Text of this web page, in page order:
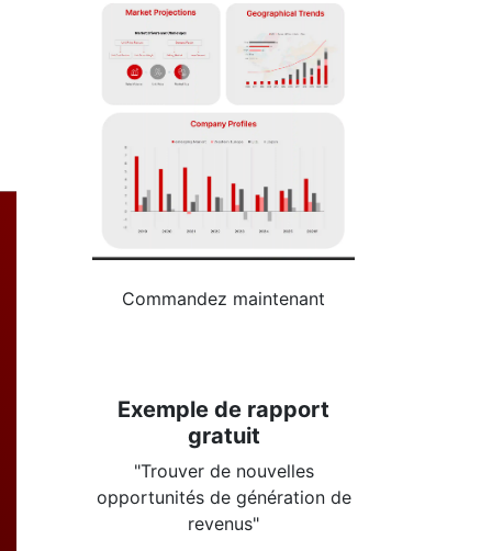
Commandez maintenant
Exemple de rapport
gratuit
"Trouver de nouvelles
opportunités de génération de
revenus"